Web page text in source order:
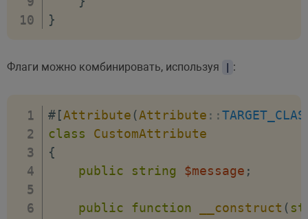
}
Флаги можно комбинировать, используя | :
#[Attribute (Attribute ::
class
CustomAttribute
{
public
string $message ;
public function __construct (